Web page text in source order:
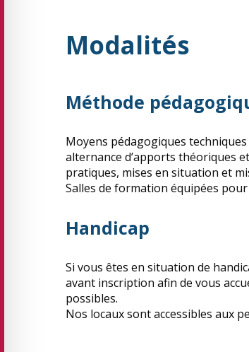
Modalités
Méthode
Moyens pédagogiques
alternance d’apports théoriques
pratiques, mises en situation et
Salles de formation équipées
Handicap
Si vous êtes en situation de
avant inscription afin de vous
possibles.
Nos locaux sont accessibles aux